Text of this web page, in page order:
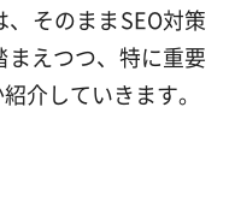
そのままSEO対策
えつつ、特に重要
介していきます。